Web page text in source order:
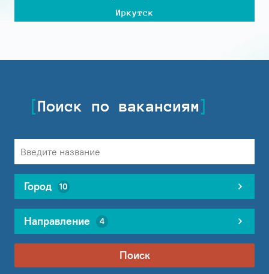
Иркутск
Поиск по вакансиям
Город 10
Направление 4
Поиск